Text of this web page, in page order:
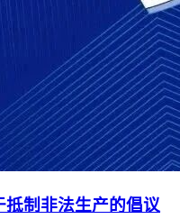
制非法生产的倡议